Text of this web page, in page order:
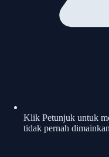
Klik Petunjuk untuk
tidak pernah